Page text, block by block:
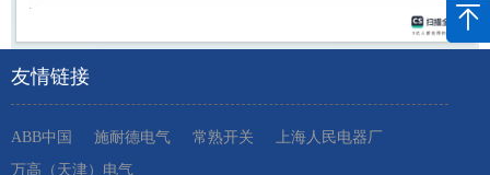
友情链接
ABB中国 施耐德电气 常熟开关
上海人民电器厂
万高（天津）电气